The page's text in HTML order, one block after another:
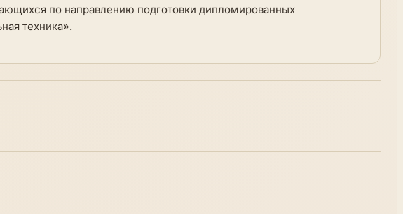
по направлению подготовки дипломированных
техника».